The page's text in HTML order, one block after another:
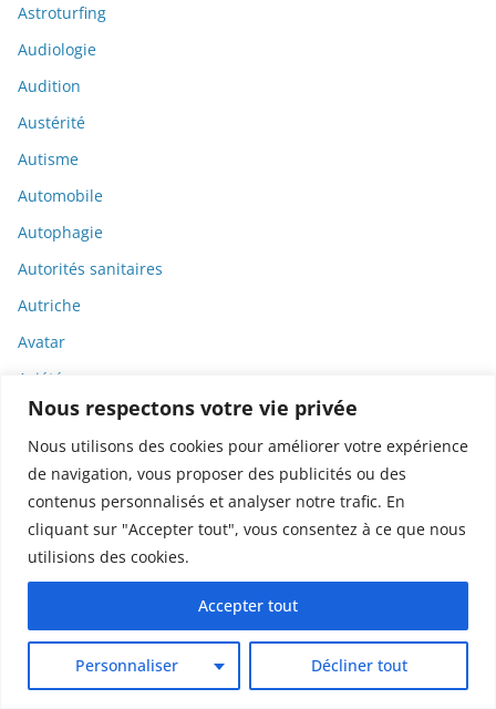
Nous respectons votre vie privée
Nous utilisons des cookies pour améliorer votre expérience
de navigation, vous proposer des publicités ou des
contenus personnalisés et analyser notre trafic. En
cliquant sur "Accepter tout", vous consentez à ce que nous
utilisions des cookies.
Personnaliser Décliner tout
Accepter tout
Astroturfing
Audiologie
Audition
Austérité
Autisme
Automobile
Autophagie
Autorités sanitaires
Autriche
Avatar
Axiété
Bactéries
Bamlanivimab
Bandes dessinées
Banque
Banque de France
Biais
Biais cognitifs